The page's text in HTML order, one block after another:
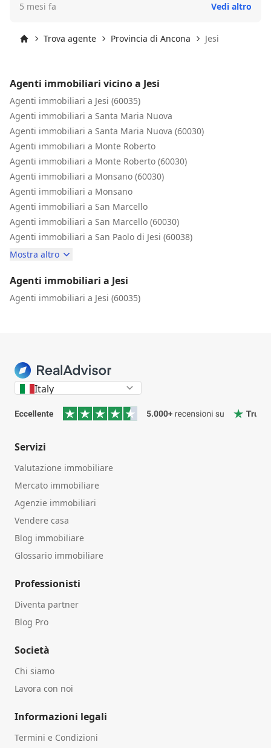
che di acquisto.
5 mesi fa Vedi altro
Trova agente Provincia di Ancona Jesi
Agenti immobiliari vicino a Jesi
Agenti immobiliari a Jesi (60035)
Agenti immobiliari a Santa Maria Nuova
Agenti immobiliari a Santa Maria Nuova (60030)
Agenti immobiliari a Monte Roberto
Agenti immobiliari a Monte Roberto (60030)
Agenti immobiliari a Monsano (60030)
Agenti immobiliari a Monsano
Agenti immobiliari a San Marcello
Agenti immobiliari a San Marcello (60030)
Agenti immobiliari a San Paolo di Jesi (60038)
Mostra altro
Agenti immobiliari a Jesi
Agenti immobiliari a Jesi (60035)
Italy
Servizi
Valutazione immobiliare
Mercato immobiliare
Agenzie immobiliari
Vendere casa
Blog immobiliare
Glossario immobiliare
Professionisti
Diventa partner
Blog Pro
Società
Chi siamo
Lavora con noi
Informazioni legali
Termini e Condizioni